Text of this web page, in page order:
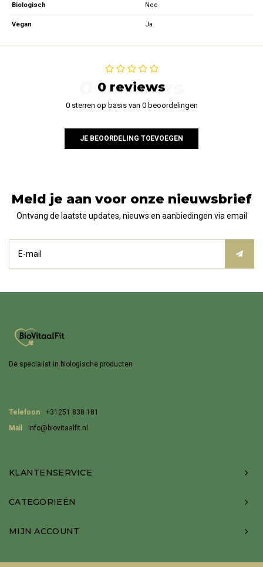
Biologisch Nee
Vegan Ja
0 reviews
0 reviews
0 sterren op basis van 0 beoordelingen
JE BEOORDELING TOEVOEGEN
Meld je aan voor onze nieuwsbrief
Ontvang de laatste updates, nieuws en aanbiedingen via email
De specialist in biologische producten
Telefoon
+31251 838 181
Mail
Info@biovitaalfit.nl
KLANTENSERVICE
CATEGORIEËN
MIJN ACCOUNT